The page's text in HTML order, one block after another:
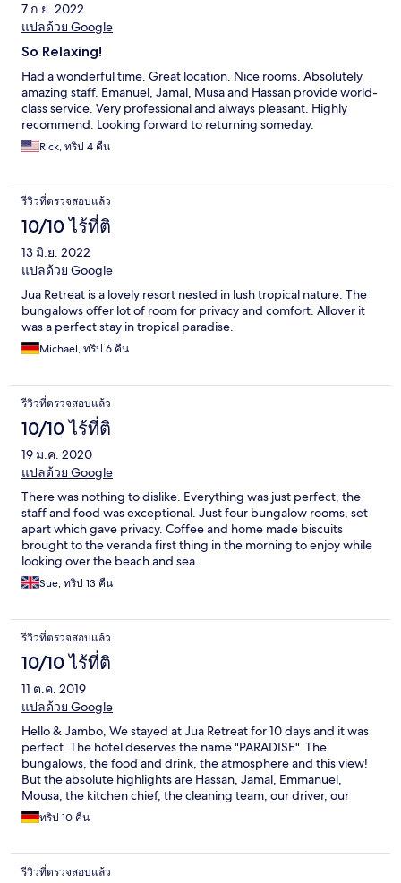
7 ก.ย. 2022
แปลด้วย Google
So Relaxing!
Had a wonderful time. Great location. Nice rooms. Absolutely
amazing staff. Emanuel, Jamal, Musa and Hassan provide world-
class service. Very professional and always pleasant. Highly
recommend. Looking forward to returning someday.
Rick, ทริป 4 คืน
รีวิวที่ตรวจสอบแล้ว
10/10 ไร้ที่ติ
13 มิ.ย. 2022
แปลด้วย Google
Jua Retreat is a lovely resort nested in lush tropical nature. The
bungalows offer lot of room for privacy and comfort. Allover it
was a perfect stay in tropical paradise.
Michael, ทริป 6 คืน
รีวิวที่ตรวจสอบแล้ว
10/10 ไร้ที่ติ
19 ม.ค. 2020
แปลด้วย Google
There was nothing to dislike. Everything was just perfect, the
staff and food was exceptional. Just four bungalow rooms, set
apart which gave privacy. Coffee and home made biscuits
brought to the veranda first thing in the morning to enjoy while
looking over the beach and sea.
Sue, ทริป 13 คืน
รีวิวที่ตรวจสอบแล้ว
10/10 ไร้ที่ติ
11 ต.ค. 2019
แปลด้วย Google
Hello & Jambo, We stayed at Jua Retreat for 10 days and it was
perfect. The hotel deserves the name "PARADISE". The
bungalows, the food and drink, the atmosphere and this view!
But the absolute highlights are Hassan, Jamal, Emmanuel,
Mousa, the kitchen chief, the cleaning team, our driver, our
guide and the poolboys! We have never had such a great
service. The team is incredible and we really enjoyed the talks.
on a boat in the moonlight. Thank you so much! Hassan and his
team are incredibly nice and good people. We will miss you! You
ทริป 10 คืน
รีวิวที่ตรวจสอบแล้ว